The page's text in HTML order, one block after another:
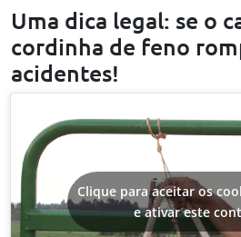
Uma dica legal: se o
cordinha de feno
acidentes!
Clique para aceitar os
e ativar este